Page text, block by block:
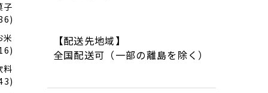
子
米
料
【配送先地域】
全国配送可（一部の離島を除く）